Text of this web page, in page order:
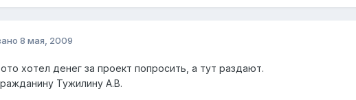
8 мая, 2009
хотел денег за проект попросить, а тут раздают.
Тужилину А.В.